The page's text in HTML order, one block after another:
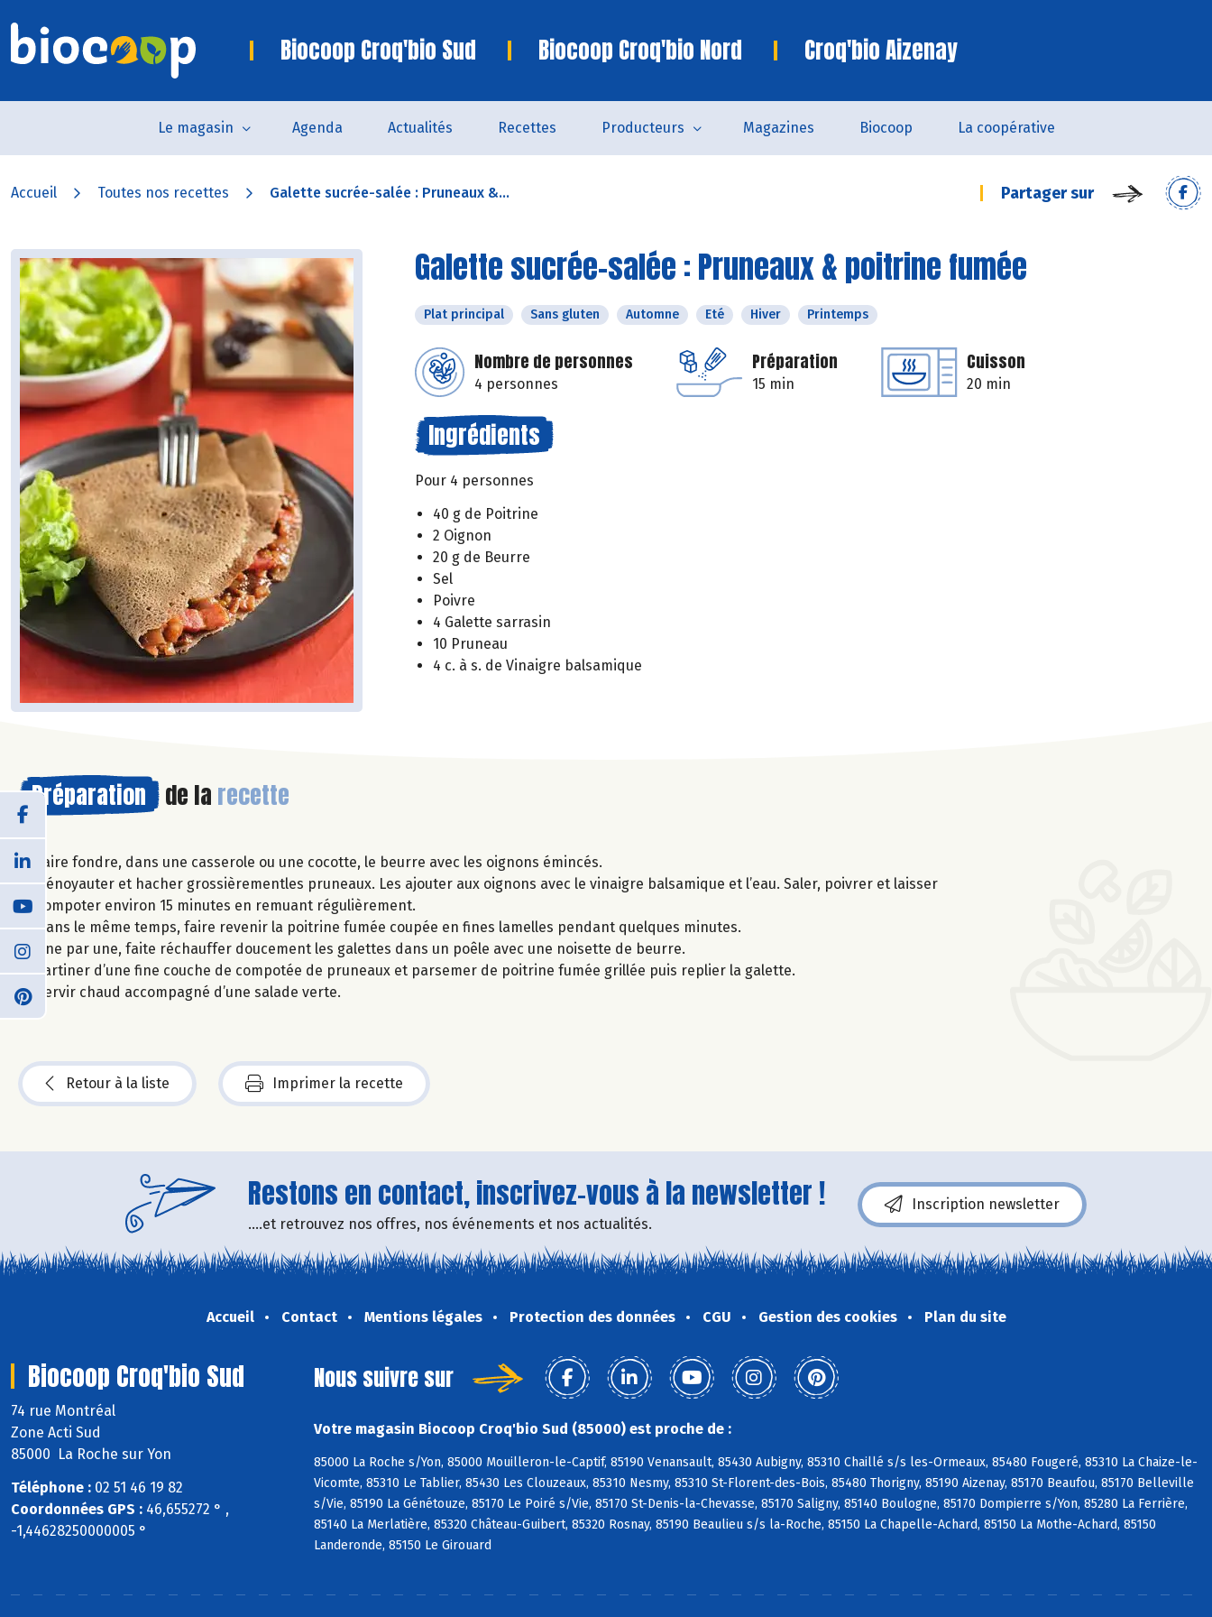
Biocoop Croq'bio Sud Biocoop Croq'bio Nord Croq'bio Aizenay
Le magasin Agenda Actualités Recettes Producteurs Magazines Biocoop La coopérative
Accueil Toutes nos recettes Galette sucrée-salée : Pruneaux &... Partager sur
Galette sucrée-salée : Pruneaux & poitrine fumée
Plat principal Sans gluten Automne Eté Hiver Printemps
Nombre de personnes
4 personnes
Préparation
15 min
Cuisson
20 min
Ingrédients
Pour 4 personnes
40 g de Poitrine
2 Oignon
20 g de Beurre
Sel
Poivre
4 Galette sarrasin
10 Pruneau
4 c. à s. de Vinaigre balsamique
Préparation de la recette
Faire fondre, dans une casserole ou une cocotte, le beurre avec les oignons émincés.
Dénoyauter et hacher grossièrementles pruneaux. Les ajouter aux oignons avec le vinaigre balsamique et l’eau. Saler, poivrer et laisser
compoter environ 15 minutes en remuant régulièrement.
Dans le même temps, faire revenir la poitrine fumée coupée en fines lamelles pendant quelques minutes.
Une par une, faite réchauffer doucement les galettes dans un poêle avec une noisette de beurre.
Tartiner d’une fine couche de compotée de pruneaux et parsemer de poitrine fumée grillée puis replier la galette.
Servir chaud accompagné d’une salade verte.
Retour à la liste Imprimer la recette
Restons en contact, inscrivez-vous à la newsletter !
....et retrouvez nos offres, nos événements et nos actualités.
Inscription newsletter
Accueil Contact Mentions légales Protection des données CGU Gestion des cookies Plan du site
Biocoop Croq'bio Sud
74 rue Montréal
Zone Acti Sud
85000 La Roche sur Yon
Téléphone : 02 51 46 19 82
Coordonnées GPS : 46,655272 ° ,
-1,44628250000005 °
Nous suivre sur
Votre magasin Biocoop Croq'bio Sud (85000) est proche de :
85000 La Roche s/Yon, 85000 Mouilleron-le-Captif, 85190 Venansault, 85430 Aubigny, 85310 Chaillé s/s les-Ormeaux, 85480 Fougeré, 85310 La Chaize-le-
Vicomte, 85310 Le Tablier, 85430 Les Clouzeaux, 85310 Nesmy, 85310 St-Florent-des-Bois, 85480 Thorigny, 85190 Aizenay, 85170 Beaufou, 85170 Belleville
s/Vie, 85190 La Génétouze, 85170 Le Poiré s/Vie, 85170 St-Denis-la-Chevasse, 85170 Saligny, 85140 Boulogne, 85170 Dompierre s/Yon, 85280 La Ferrière,
85140 La Merlatière, 85320 Château-Guibert, 85320 Rosnay, 85190 Beaulieu s/s la-Roche, 85150 La Chapelle-Achard, 85150 La Mothe-Achard, 85150
Landeronde, 85150 Le Girouard